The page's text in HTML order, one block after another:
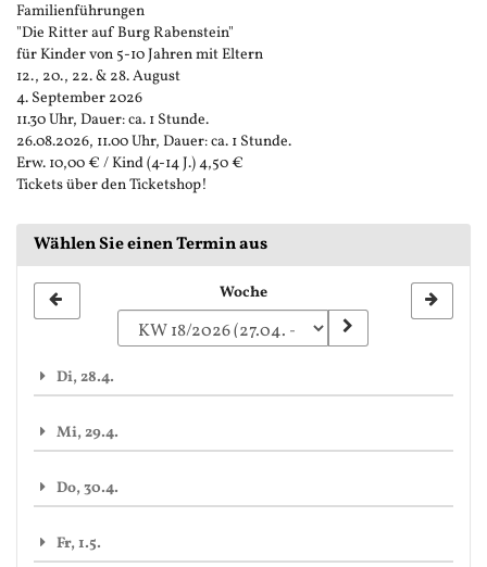
Familienführungen
"Die Ritter auf Burg Rabenstein"
für Kinder von 5-10 Jahren mit Eltern
12., 20., 22. & 28. August
4. September 2026
11.30 Uhr, Dauer: ca. 1 Stunde.
26.08.2026, 11.00 Uhr, Dauer: ca. 1 Stunde.
Erw. 10,00 € / Kind (4-14 J.) 4,50 €
Tickets über den Ticketshop!
Wählen Sie einen Termin aus
zur
auswählen
Woche
Di, 28.4.
Mi, 29.4.
Do, 30.4.
Fr, 1.5.